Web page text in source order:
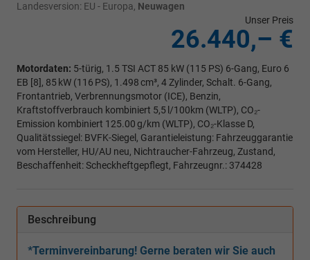
Landesversion: EU - Europa, Neuwagen
Unser Preis
26.440,– €
Motordaten: 5-türig, 1.5 TSI ACT 85 kW (115 PS) 6-Gang, Euro 6
EB [8], 85 kW (116 PS), 1.498 cm³, 4 Zylinder, Schalt. 6-Gang,
Frontantrieb, Verbrennungsmotor (ICE), Benzin,
Kraftstoffverbrauch kombiniert 5,5 l/100km (WLTP), CO₂-
Emission kombiniert 125.00 g/km (WLTP), CO₂-Klasse D,
Qualitätssiegel: BVFK-Siegel, Garantieleistung: Fahrzeuggarantie
vom Hersteller, HU/AU neu, Nichtraucher-Fahrzeug, Zustand,
Beschaffenheit: Scheckheftgepflegt, Fahrzeugnr.: 374428
Beschreibung
*Terminvereinbarung! Gerne beraten wir Sie auch